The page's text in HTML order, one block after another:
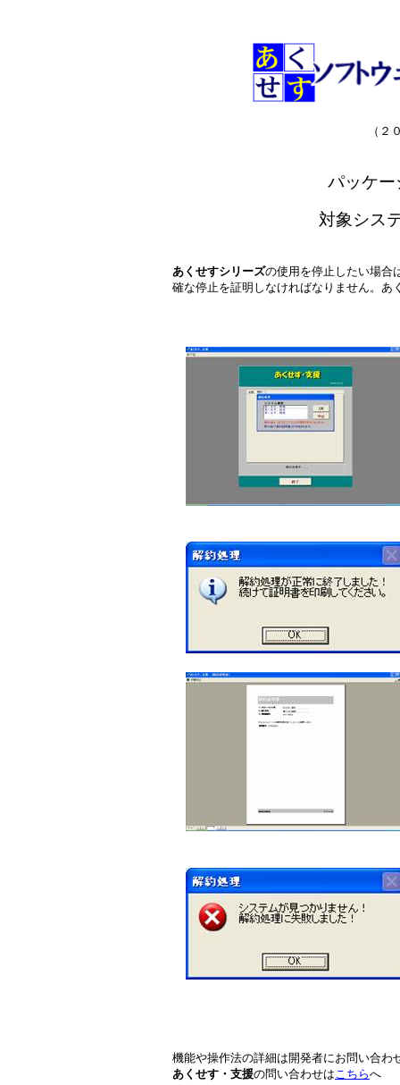
（２
パッケー
対象シス
あくせすシリーズの使用を停止したい場合
確な停止を証明しなければなりません。 あ
機能や操作法の詳細は開発者にお問い合わ
あくせす・支援の問い合わせはこちらへ